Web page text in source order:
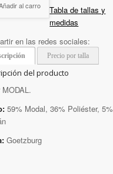
al carro
Tabla de tallas y
medidas
en las redes sociales:
Precio por talla
del producto
59% Modal, 36% Poliéster, 5%
Goetzburg